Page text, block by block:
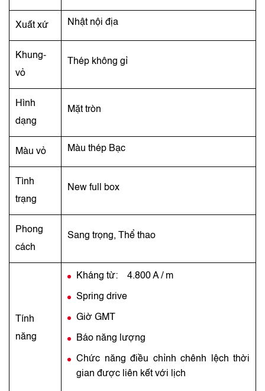
Xuất xứ Nhật nội địa
Khung-
vỏ
Thép không gỉ
Hình
dạng
Mặt tròn
Màu vỏ Màu thép Bạc
Tình
trạng
New full box
Phong
cách
Sang trọng, Thể thao
Tính
năng
Kháng từ: 4.800 A / m
Spring drive
Giờ GMT
Báo năng lượng
Chức năng điều chỉnh chênh lệch thời
gian được liên kết với lịch